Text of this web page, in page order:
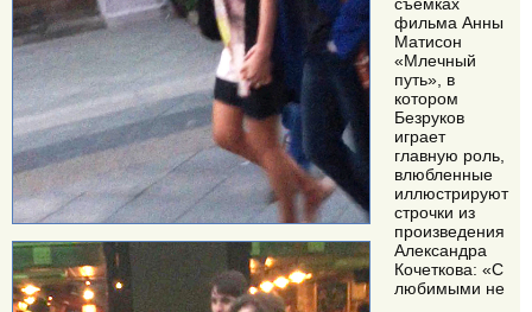
съемках
фильма Анны
Матисон
«Млечный
путь», в
котором
Безруков
играет
главную роль,
влюбленные
иллюстрируют
строчки из
произведения
Александра
Кочеткова: «С
любимыми не